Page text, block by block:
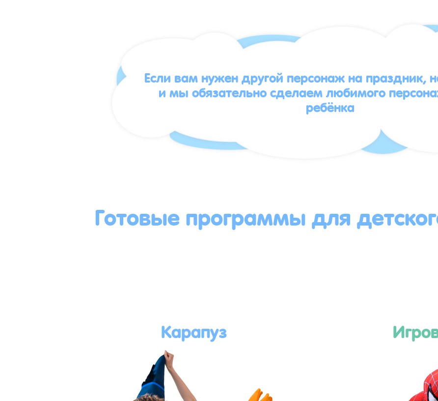
Если вам нужен другой персонаж на праздник,
и мы обязательно сделаем любимого
ребёнка
Готовые программы для
Карапуз